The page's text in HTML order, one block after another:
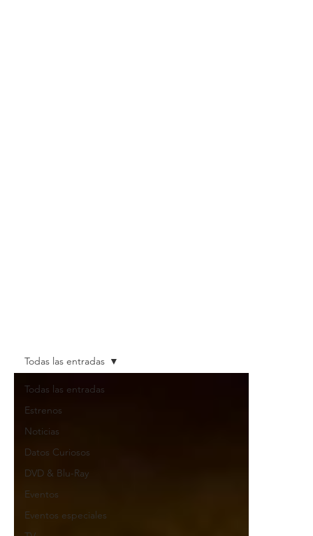
Todas las entradas
Estrenos
Noticias
Datos Curiosos
DVD & Blu-Ray
Eventos
Eventos especiales
Todas las entradas